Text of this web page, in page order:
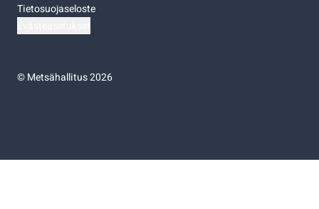
Tietosuojaseloste
©Metsähallitus 2026